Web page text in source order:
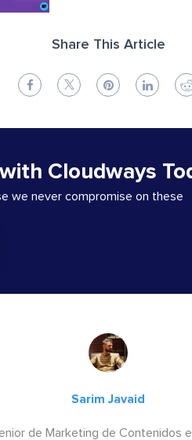
Share This Article
Cloudways
we never compromise on these
Sarim Javaid
de Marketing de Contenidos